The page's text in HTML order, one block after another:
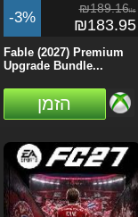
-3% ₪189.16ils
₪183.95
Fable (2027) Premium
Upgrade Bundle...
הזמן